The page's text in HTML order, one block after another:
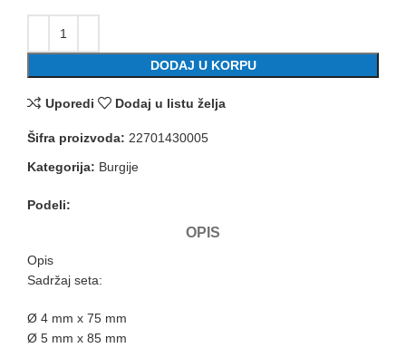
DODAJ U KORPU
Uporedi Dodaj u listu želja
Šifra proizvoda: 22701430005
Kategorija: Burgije
Podeli:
OPIS
Opis
Sadržaj seta:
Ø 4 mm x 75 mm
Ø 5 mm x 85 mm